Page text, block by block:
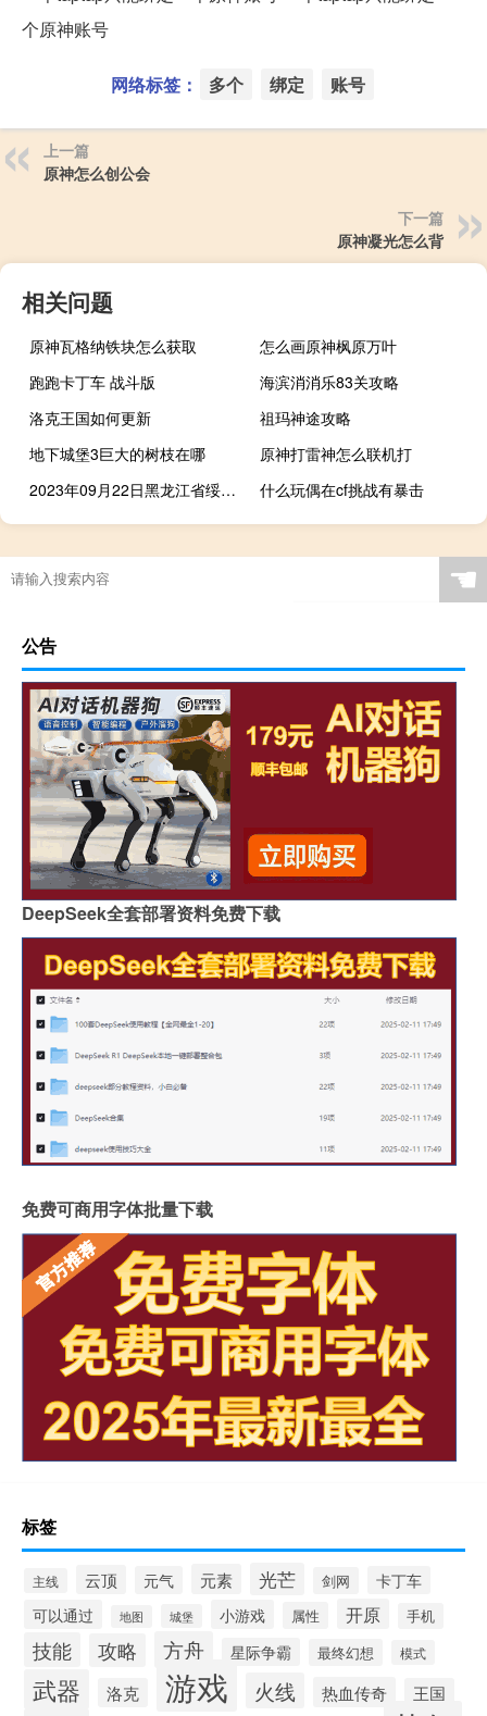
个原神账号
网络标签： 多个 绑定 账号
上一篇
原神怎么创公会
下一篇
原神凝光怎么背
相关问题
原神瓦格纳铁块怎么获取
怎么画原神枫原万叶
跑跑卡丁车 战斗版
海滨消消乐83关攻略
洛克王国如何更新
祖玛神途攻略
地下城堡3巨大的树枝在哪
原神打雷神怎么联机打
2023年09月22日黑龙江省绥化市疫情大数据-今日/今天疫情全网搜索最新实时消息动态情况通知播报
什么玩偶在cf挑战有暴击
☚
公告
DeepSeek全套部署资料免费下载
免费可商用字体批量下载
标签
主线 云顶 元气 元素 光芒 剑网 卡丁车
可以通过 地图 城堡 小游戏 属性 开原 手机
技能 攻略 方舟 星际争霸 最终幻想 模式
武器 洛克 游戏 火线 热血传奇 王国